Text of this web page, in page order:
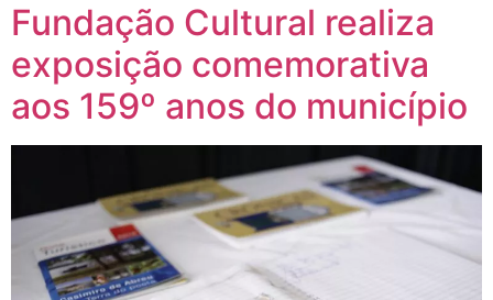
Fundação Cultural realiza
exposição comemorativa
aos 159º anos do município